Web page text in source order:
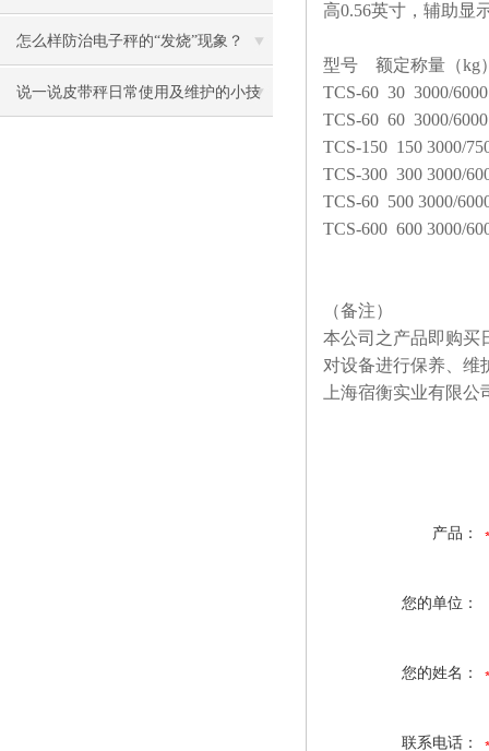
怎么样防治电子秤的“发烧”现象？
说一说皮带秤日常使用及维护的小技
高0.56英寸，辅助显
型号 额定称量（kg
TCS-60 30 3000/
TCS-60 60 3000/
TCS-150 150 3000/
TCS-300 300 3000/
TCS-60 500 3000/
TCS-600 600 3000/
（备注）
本公司之产品即购买
对设备进行保养、维
上海宿衡实业有限公
产品：
您的单位：
您的姓名：
联系电话：